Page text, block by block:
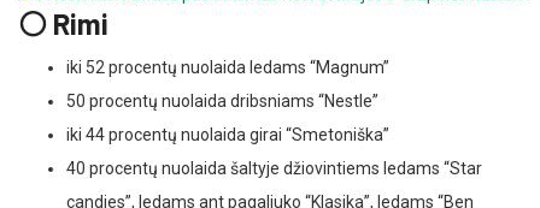
⚪ Rimi
iki 52 procentų nuolaida ledams “Magnum”
50 procentų nuolaida dribsniams “Nestle”
iki 44 procentų nuolaida girai “Smetoniška”
40 procentų nuolaida šaltyje džiovintiems ledams “Star
candies”, ledams ant pagaliuko “Klasika”, ledams “Ben